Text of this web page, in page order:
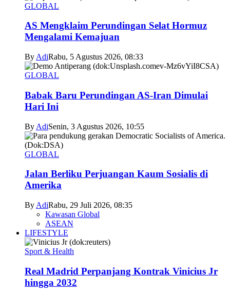
GLOBAL
AS Mengklaim Perundingan Selat Hormuz
Mengalami Kemajuan
By AdiRabu, 5 Agustus 2026, 08:33
GLOBAL
Babak Baru Perundingan AS-Iran Dimulai
Hari Ini
By AdiSenin, 3 Agustus 2026, 10:55
GLOBAL
Jalan Berliku Perjuangan Kaum Sosialis di
Amerika
By AdiRabu, 29 Juli 2026, 08:35
Kawasan Global
ASEAN
LIFESTYLE
Sport & Health
Real Madrid Perpanjang Kontrak Vinicius Jr
hingga 2032